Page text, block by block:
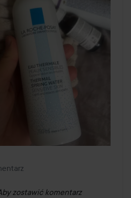
zostawić komentarz